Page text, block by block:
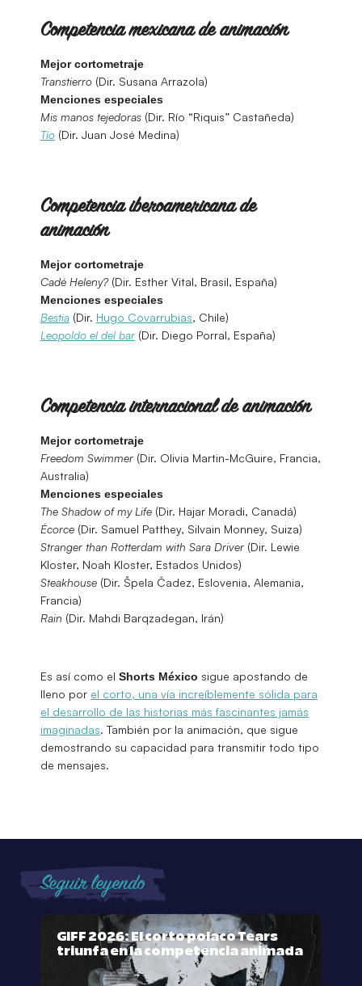
Competencia mexicana de animación
Mejor cortometraje
Transtierro (Dir. Susana Arrazola)
Menciones especiales
Mis manos tejedoras (Dir. Río “Riquis” Castañeda)
Tío (Dir. Juan José Medina)
Competencia iberoamericana de
animación
Mejor cortometraje
Cadé Heleny?(Dir. Esther Vital, Brasil, España)
Menciones especiales
Bestia (Dir. Hugo Covarrubias, Chile)
Leopoldo el del bar (Dir. Diego Porral, España)
Competencia internacional de animación
Mejor cortometraje
Freedom Swimmer (Dir. Olivia Martin-McGuire, Francia,
Australia)
Menciones especiales
The Shadow of my Life (Dir. Hajar Moradi, Canadá)
Écorce (Dir. Samuel Patthey, Silvain Monney, Suiza)
Stranger than Rotterdam with Sara Driver (Dir. Lewie
Kloster, Noah Kloster, Estados Unidos)
Steakhouse (Dir. Špela Čadez, Eslovenia, Alemania,
Francia)
Rain (Dir. Mahdi Barqzadegan, Irán)
Es así como el Shorts México sigue apostando de
lleno por el corto, una vía increíblemente sólida para
el desarrollo de las historias más fascinantes jamás
imaginadas. También por la animación, que sigue
demostrando su capacidad para transmitir todo tipo
de mensajes.
Seguir leyendo
GIFF 2026: El corto polaco Tears
triunfa en la competencia animada